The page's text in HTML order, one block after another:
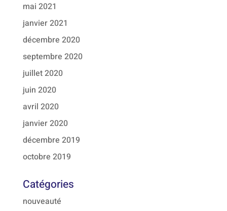
mai 2021
janvier 2021
décembre 2020
septembre 2020
juillet 2020
juin 2020
avril 2020
janvier 2020
décembre 2019
octobre 2019
Catégories
nouveauté